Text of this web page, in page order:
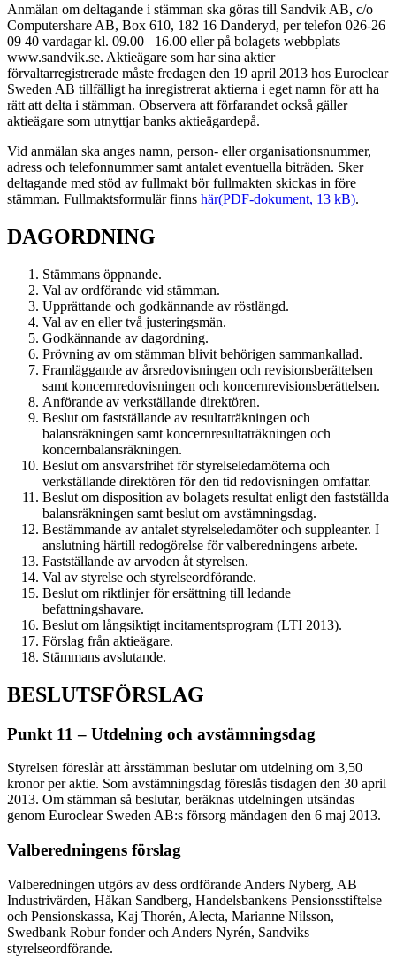
Anmälan om deltagande i stämman ska göras till Sandvik AB, c/o
Computershare AB, Box 610, 182 16 Danderyd, per telefon 026­-26
09 40 vardagar kl. 09.00 –16.00 eller på bolagets webbplats
www.sandvik.se. Aktieägare som har sina aktier
förvaltarregistrerade måste fredagen den 19 april 2013 hos Euroclear
Sweden AB tillfälligt ha inregistrerat aktierna i eget namn för att ha
rätt att delta i stämman. Observera att förfarandet också gäller
aktieägare som utnyttjar banks aktieägardepå.
Vid anmälan ska anges namn, person- eller organisationsnummer,
adress och telefon­nummer samt antalet eventuella biträden. Sker
deltagande med stöd av fullmakt bör fullmakten skickas in före
stämman. Fullmaktsformulär finns här(PDF-dokument, 13 kB).
DAGORDNING
Stämmans öppnande.
Val av ordförande vid stämman.
Upprättande och godkännande av röstlängd.
Val av en eller två justeringsmän.
Godkännande av dagordning.
Prövning av om stämman blivit behörigen sammankallad.
Framläggande av årsredovisningen och revisionsberättelsen
samt koncernredovisningen och koncernrevisionsberättelsen.
Anförande av verkställande direktören.
Beslut om fastställande av resultaträkningen och
balansräkningen samt koncernresultaträkningen och
koncernbalansräkningen.
Beslut om ansvarsfrihet för styrelseledamöterna och
verkställande direktören för den tid redovisningen omfattar.
Beslut om disposition av bolagets resultat enligt den fastställda
balansräk­ningen samt beslut om avstämningsdag.
Bestämmande av antalet styrelseledamöter och suppleanter. I
anslutning härtill redogörelse för valberedningens arbete.
Fastställande av arvoden åt styrelsen.
Val av styrelse och styrelseordförande.
Beslut om riktlinjer för ersättning till ledande
befattningshavare.
Beslut om långsiktigt incitamentsprogram (LTI 2013).
Förslag från aktieägare.
Stämmans avslutande.
BESLUTSFÖRSLAG
Punkt 11 – Utdelning och avstämningsdag
Styrelsen föreslår att årsstämman beslutar om utdelning om 3,50
kronor per aktie. Som avstämningsdag föreslås tisdagen den 30 april
2013. Om stämman så beslutar, beräknas utdelningen utsändas
genom Euroclear Sweden AB:s försorg måndagen den 6 maj 2013.
Valberedningens förslag
Valberedningen utgörs av dess ordförande Anders Nyberg, AB
Industrivärden, Håkan Sandberg, Handelsbankens Pensions­stiftelse
och Pensionskassa, Kaj Thorén, Alecta, Marianne Nilsson,
Swedbank Robur fonder och Anders Nyrén, Sandviks
styrelseordförande.